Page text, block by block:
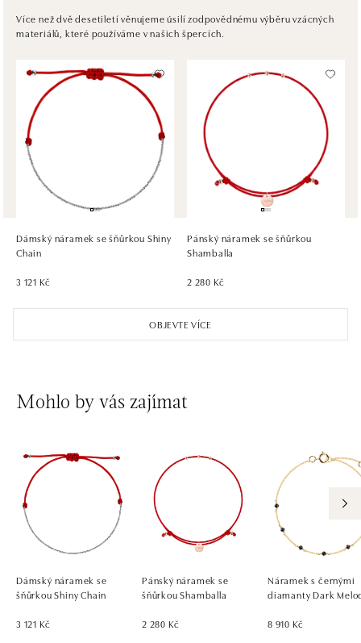
Pribinova 8, 811 09 Bratislava
tel.: +421917090467
HALADA OC Avion, Bratislava
Ivanská cesta 16, 821 04 Bratislava
dnes otevřeno do 21:00
HALADA OC Eurovea, Bratislava
Pribinova 8, 811 09 Bratislava
dnes otevřeno do 21:00
Více než dvě desetiletí věnujeme úsilí zodpovědnému výběru vzácných
materiálů, které používáme v našich špercích.
OBJEVTE VÍCE
Dámský náramek se šňůrkou Shiny
Chain
3 121 Kč
Pánský náramek se šňůrkou
Shamballa
2 280 Kč
Mohlo by vás zajímat
Dámský náramek se
šňůrkou Shiny Chain
3 121 Kč
Pánský náramek se
šňůrkou Shamballa
2 280 Kč
Náramek s černými
diamanty Dark
8 910 Kč